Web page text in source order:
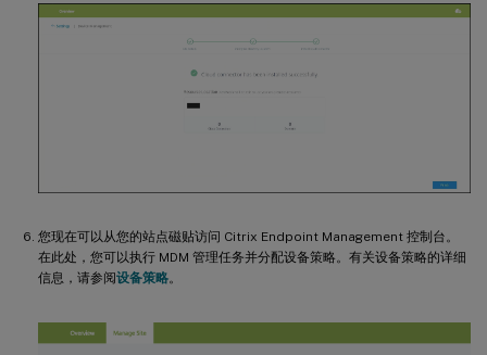
您现在可以从您的站点磁贴访问 Citrix Endpoint Management 控制台。
在此处，您可以执行 MDM 管理任务并分配设备策略。有关设备策略的详细
信息，请参阅设备策略。